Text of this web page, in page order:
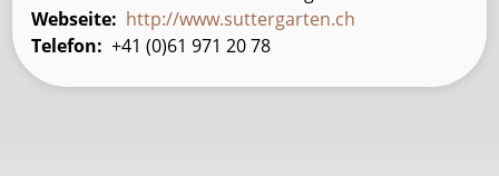
Webseite
http://www.suttergarten.ch
Telefon
+41 (0)61 971 20 78